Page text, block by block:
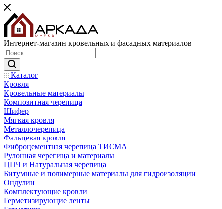
Интернет-магазин кровельных и фасадных материалов
Каталог
Кровля
Кровельные материалы
Композитная черепица
Шифер
Мягкая кровля
Металлочерепица
Фальцевая кровля
Фиброцементная черепица ТИСМА
Рулонная черепица и материалы
ЦПЧ и Натуральная черепица
Битумные и полимерные материалы для гидроизоляции
Ондулин
Комплектующие кровли
Герметизирующие ленты